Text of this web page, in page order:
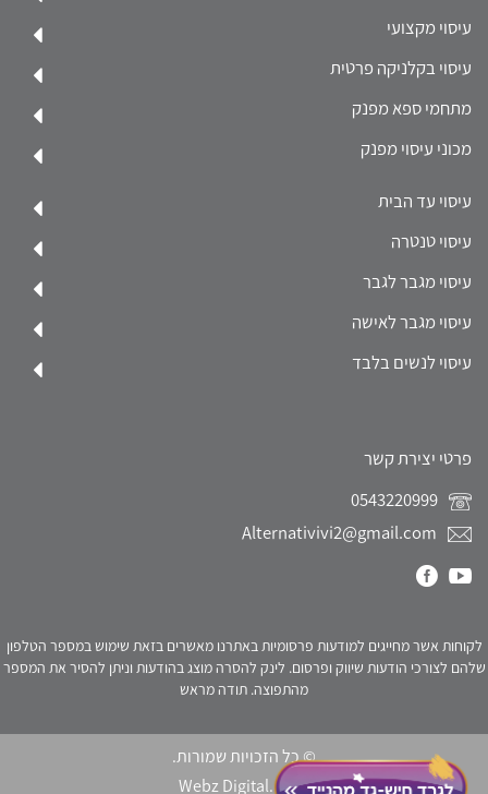
עיסוי מקצועי
עיסוי בקלניקה פרטית
מתחמי ספא מפנק
מכוני עיסוי מפנק
עיסוי עד הבית
עיסוי טנטרה
עיסוי מגבר לגבר
עיסוי מגבר לאישה
עיסוי לנשים בלבד
פרטי יצירת קשר
Alternativivi2@gmail.com
לקוחות אשר מחייגים למודעות פרסומיות באתרנו מאשרים בזאת שימוש במספר הטלפון
שלהם לצורכי הודעות שיווק ופרסום. לינק להסרה מוצג בהודעות וניתן להסיר את המספר
מהתפוצה. תודה מראש
© כל הזכויות שמורות.
Webz Digital.click